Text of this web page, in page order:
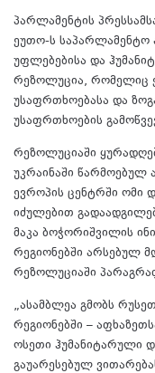
პარლამენტის
ეუთო-ს საპარლამენტო
უფლებებისა და
რეზოლუცია, რომელიც
უსაფრთხოებასა და
უსაფრთხოების
რეზოლუციაში
უკრაინაში წარმოებულ
ევროპის ცენტრში ომი
იძულებით
მაკა ბოჭორიშვილის
რეგიონებში არსებულ
რეზოლუციაში
„ასამბლეა გმობს
რეგიონებში –
ოსეთი ჰუმანიტარული
გაუარესებულ